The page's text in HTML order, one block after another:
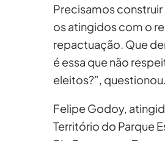
Precisamos
os atingidos com o
repactuação. Que
é essa que não
eleitos?”, questionou.
Felipe Godoy,
Território do Parque